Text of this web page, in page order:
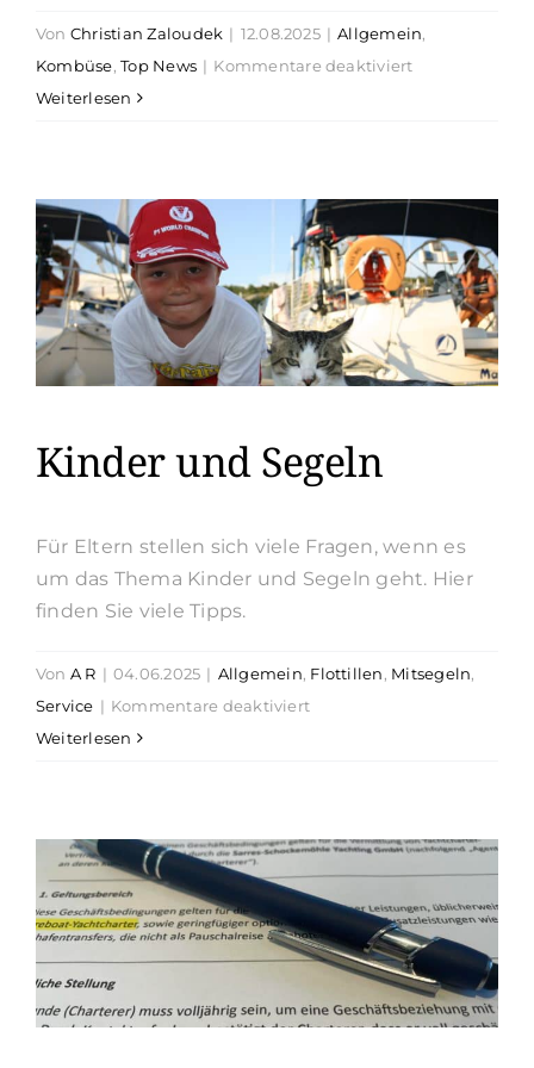
Von Christian Zaloudek | 12.08.2025 | Allgemein,
Kombüse,Top News | Kommentare deaktiviertfür
Weiterlesen
Kinder und Segeln
Für Eltern stellen sich viele Fragen, wenn es
um das Thema Kinder und Segeln geht. Hier
finden Sie viele Tipps.
Von A R | 04.06.2025 | Allgemein, Flottillen, Mitsegeln,
Service | Kommentare deaktiviertfür
Weiterlesen